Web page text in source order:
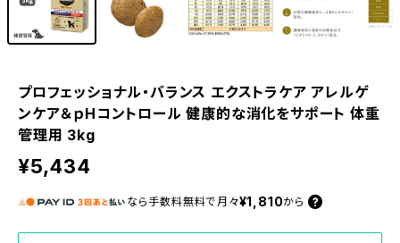
プロフェッショナル・バランス エクストラケア アレルゲ
ンケア＆ｐHコントロール 健康的な消化をサポート 体重
管理用 3kg
¥5,434
なら 手数料無料で 月々¥1,810から